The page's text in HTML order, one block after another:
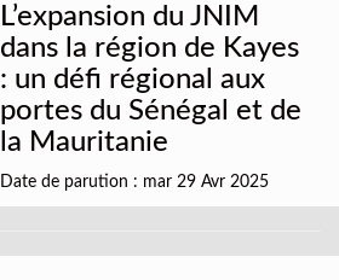
L’expansion du JNIM
dans la région de Kayes
: un défi régional aux
portes du Sénégal et de
la Mauritanie
Date de parution : mar 29 Avr 2025